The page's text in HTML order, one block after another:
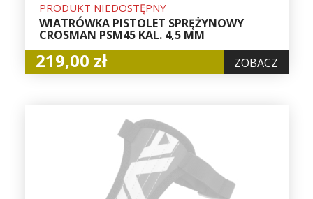
PRODUKT NIEDOSTĘPNY
WIATRÓWKA PISTOLET SPRĘŻYNOWY
CROSMAN PSM45 KAL. 4,5 MM
219,00 zł ZOBACZ